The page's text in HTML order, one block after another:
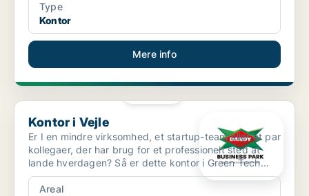
Type
Kontor
Mere info
Kontor i Vejle
Kontor i Vejle
Er I en mindre virksomhed, et startup-team eller et par
kollegaer, der har brug for et professionelt sted at
lande hverdagen? Så er dette kontor i Green Tech...
Areal